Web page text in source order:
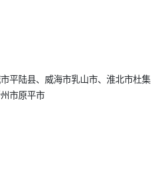
平陆县、威海市乳山市、淮北市杜集
市原平市